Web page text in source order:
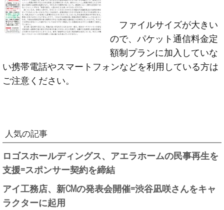
ファイルサイズが大きい
ので、パケット通信料金定
額制プランに加入していな
い携帯電話やスマートフォンなどを利用している方は
ご注意ください。
人気の記事
ロゴスホールディングス、アエラホームの民事再生を
支援=スポンサー契約を締結
アイ工務店、新CMの発表会開催=渋谷凪咲さんをキャ
ラクターに起用